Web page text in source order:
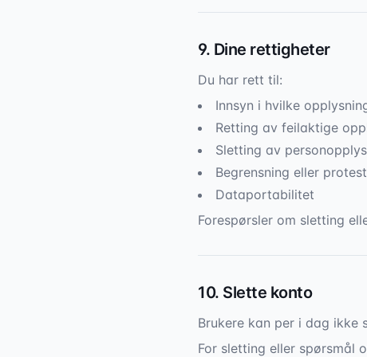
9. Dine rettigheter
Du har rett til:
Innsyn i hvilke
Retting av feilaktige
Sletting av
Begrensning eller
Dataportabilitet
Forespørsler om sletting
10. Slette konto
Brukere kan per i dag ikke
For sletting eller spørsmål